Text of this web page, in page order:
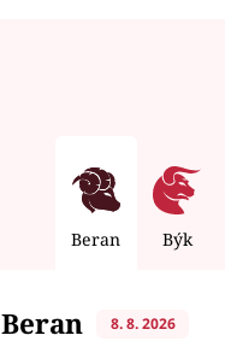
Beran Býk
Beran 8. 8. 2026